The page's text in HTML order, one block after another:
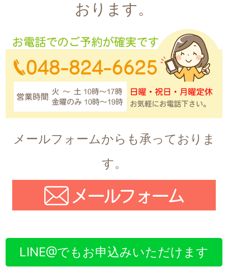
おります。
メールフォームからも承っておりま
す。
LINE@でもお申込みいただけます